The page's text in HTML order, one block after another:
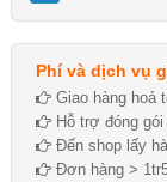
Phí và dịch vụ
Giao hàng hoả
Hỗ trợ đóng
Đến shop lấy
Đơn hàng >